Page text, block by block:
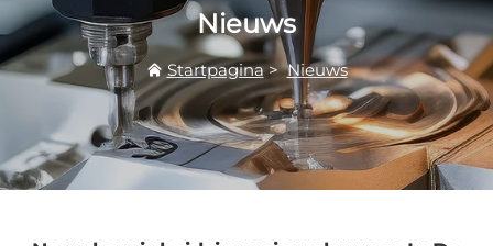
Producten
Nieuws
FAQ
Nieuws
Startpagina>Nieuws